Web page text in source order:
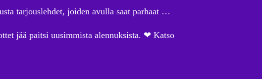
tarjouslehdet, joiden avulla saat parhaat …
jää paitsi uusimmista alennuksista. ❤ Katso